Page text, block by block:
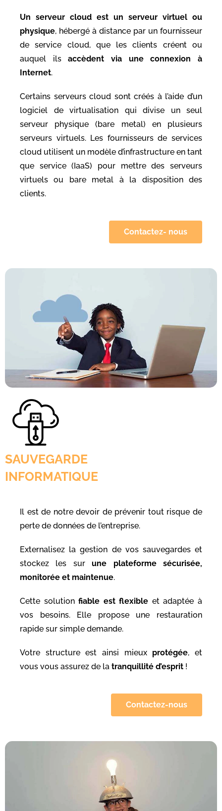
Un serveur cloud est un serveur virtuel ou
physique, hébergé à distance par un fournisseur
de service cloud, que les clients créent ou
auquel ilsaccèdent via une connexion à
Internet.
Certains serveurs cloud sont créés à l’aide d’un
logiciel de virtualisation qui divise un seul
serveur physique (bare metal) en plusieurs
serveurs virtuels. Les fournisseurs de services
cloud utilisent un modèle d’infrastructure en tant
que service (IaaS) pour mettre des serveurs
virtuels ou bare metal à la disposition des
clients.
Contactez- nous
SAUVEGARDE
INFORMATIQUE
Il est de notre devoir de prévenir tout risque de
perte de données de l’entreprise.
Externalisez la gestion de vos sauvegardes et
stockez les surune plateforme sécurisée,
monitorée et maintenue.
Cette solutionfiable est flexible et adaptée à
vos besoins. Elle propose une restauration
rapide sur simple demande.
Votre structure est ainsi mieux protégée, et
vous vous assurez de la tranquillité d’esprit !
Contactez-nous